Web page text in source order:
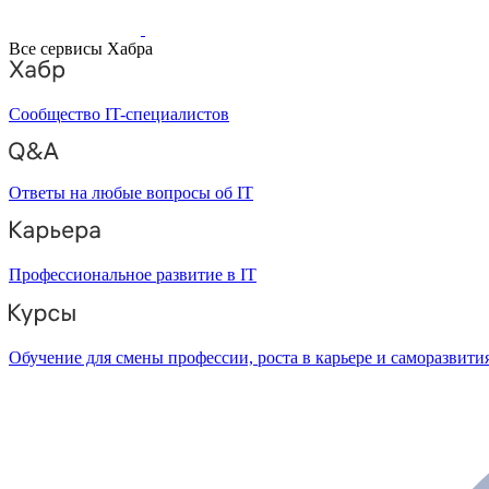
Все сервисы Хабра
Сообщество IT-специалистов
Ответы на любые вопросы об IT
Профессиональное развитие в IT
Обучение для смены профессии, роста в карьере и